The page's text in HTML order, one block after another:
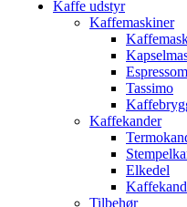
Kaffe udstyr
Kaffemaskiner
Tassimo
Kaffekander
Elkedel
Tilbehør